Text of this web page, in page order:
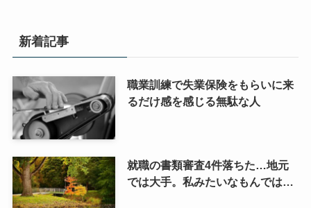
新着記事
職業訓練で失業保険をもらいに来
るだけ感を感じる無駄な人
就職の書類審査4件落ちた…地元
では大手。私みたいなもんでは…